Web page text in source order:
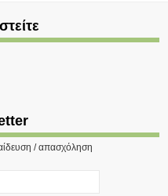
/ απασχόληση